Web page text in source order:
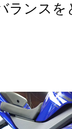
ランスを